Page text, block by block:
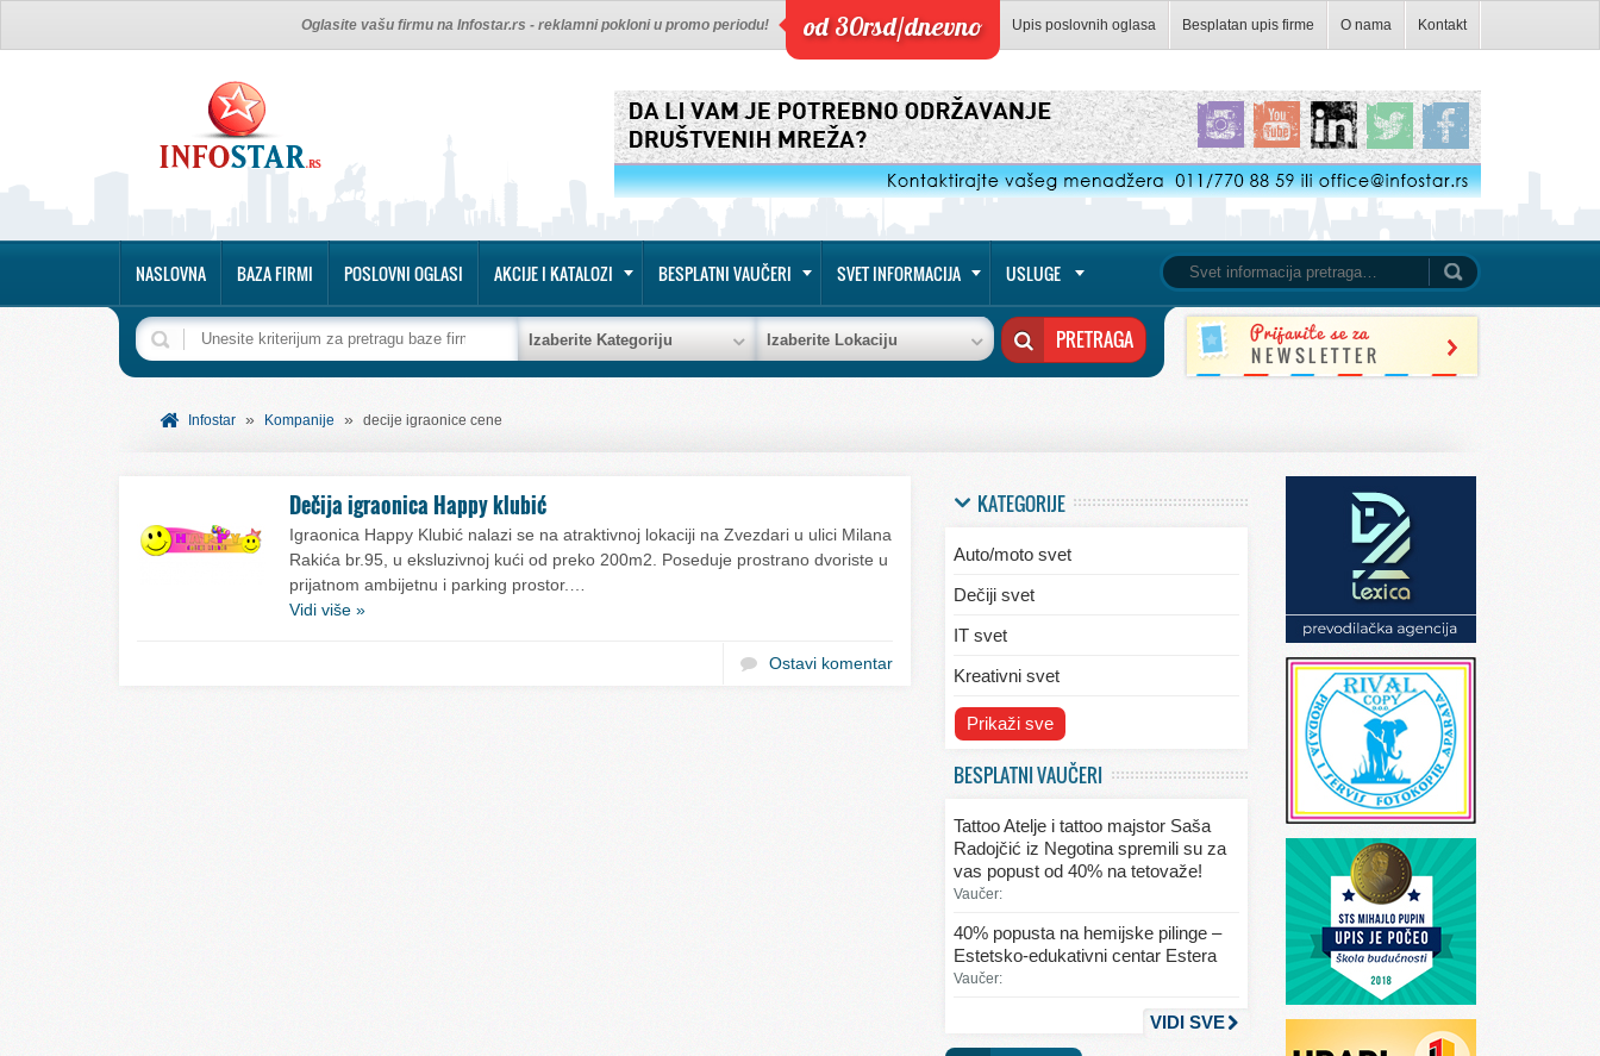
Upis poslovnih oglasa Besplatan upis firme O nama Kontakt
od 30rsd/dnevno
Oglasite vašu firmu na Infostar.rs - reklamni pokloni u promo periodu!
NASLOVNA BAZA FIRMI POSLOVNI OGLASI AKCIJE I KATALOZI BESPLATNI VAUČERI SVET INFORMACIJA USLUGE
Izaberite Kategoriju Izaberite Lokaciju
Infostar » Kompanije » decije igraonice cene
Dečija igraonica Happy klubić
Igraonica Happy Klubić nalazi se na atraktivnoj lokaciji na Zvezdari u ulici Milana
Rakića br.95, u eksluzivnoj kući od preko 200m2. Poseduje prostrano dvoriste u
prijatnom ambijetnu i parking prostor.…
Vidi više »
Ostavi komentar
KATEGORIJE
Auto/moto svet
Dečiji svet
IT svet
Kreativni svet
Svet ekologije
Svet kulinarstva
Svet lepote
Svet mode
Prikaži sve
BESPLATNI VAUČERI
Tattoo Atelje i tattoo majstor Saša
Radojčić iz Negotina spremili su za
vas popust od 40% na tetovaže!
Vaučer:
40% popusta na hemijske pilinge –
Estetsko-edukativni centar Estera
Vaučer:
VIDI SVE